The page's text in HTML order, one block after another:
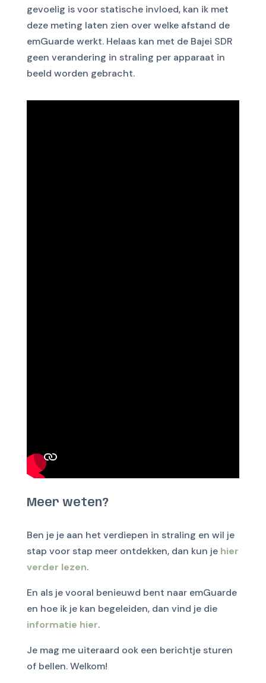
gevoelig is voor statische invloed, kan ik met
deze meting laten zien over welke afstand de
emGuarde werkt.Helaas kan met de Bajei SDR
geen verandering in straling per apparaat in
beeld worden gebracht.
Meer weten?
Ben je je aan het verdiepen in straling en wil je
stap voor stap meer ontdekken, dan kun je hier
verder lezen.
En als je vooral benieuwd bent naar emGuarde
en hoe ik je kan begeleiden, dan vind je die
informatie hier.
Je mag me uiteraard ook een berichtje sturen
of bellen. Welkom!